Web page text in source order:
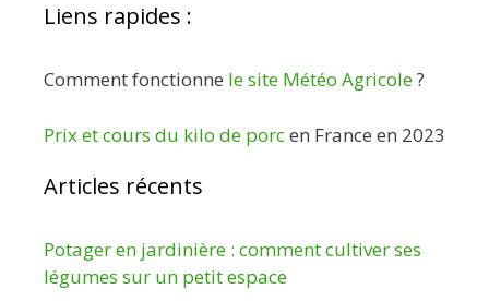
Liens rapides :
Comment fonctionne le site Météo Agricole?
Prix et cours du kilo de porcen France en 2023
Articles récents
Potager en jardinière : comment cultiver ses
légumes sur un petit espace